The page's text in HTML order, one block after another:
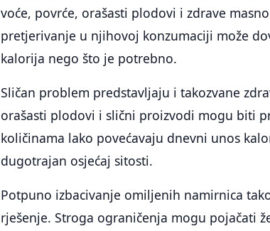
voće, povrće, orašasti plodovi i zdrave
pretjerivanje u njihovoj konzumaciji može
kalorija nego što je potrebno.
Sličan problem predstavljaju i takozvane
orašasti plodovi i slični proizvodi mogu biti
količinama lako povećavaju dnevni unos
dugotrajan osjećaj sitosti.
Potpuno izbacivanje omiljenih namirnica
rješenje. Stroga ograničenja mogu pojačati